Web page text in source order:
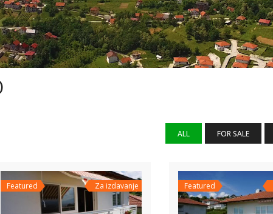
ALL FOR SALE
Featured Za izdavanje Featured